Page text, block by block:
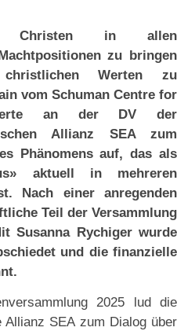
Christen in allen
zu bringen
Werten zu
vom Schuman Centre for
an der DV der
Allianz SEA zum
Phänomens auf, das als
aktuell in mehreren
Nach einer anregenden
Teil der Versammlung
Susanna Rychiger wurde
und die finanzielle
2025 lud die
SEA zum Dialog über